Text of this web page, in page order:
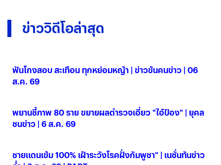
ข่าววิดีโอล่าสุด
ฟันโกงสอบ สะเทือน ทุกหย่อมหญ้า | ข่าวข้นคนข่าว | 06
ส.ค. 69
พยานชี้ภาพ 80 ราย ขยายผลตำรวจเอี่ยว "ไอ้ป๋อง" | ยุคล
ชนข่าว | 6 ส.ค. 69
ชายแดนเข้ม 100% เฝ้าระวังโรคฝั่งกัมพูชา" | เนชั่นทันข่าว